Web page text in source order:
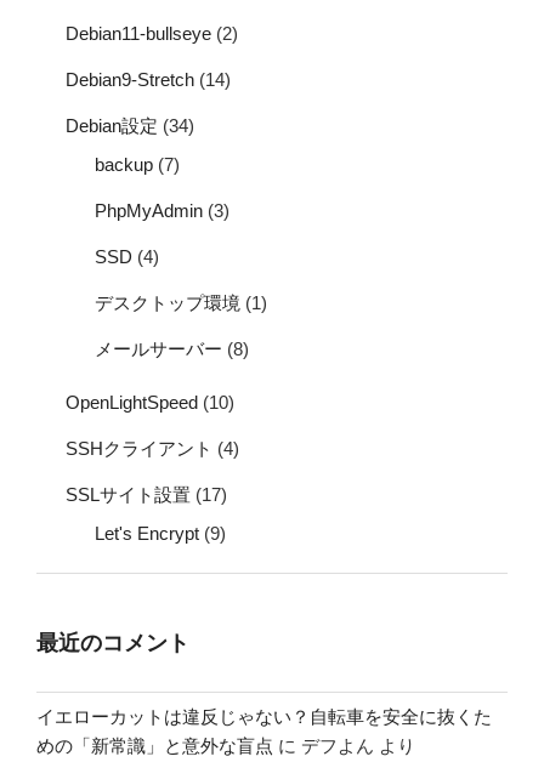
Debian11-bullseye (2)
Debian9-Stretch (14)
Debian設定 (34)
backup (7)
PhpMyAdmin (3)
SSD (4)
デスクトップ環境 (1)
メールサーバー (8)
OpenLightSpeed (10)
SSHクライアント (4)
SSLサイト設置 (17)
Let's Encrypt (9)
最近のコメント
イエローカットは違反じゃない？自転車を安全に抜くた
めの「新常識」と意外な盲点 に デフよん より